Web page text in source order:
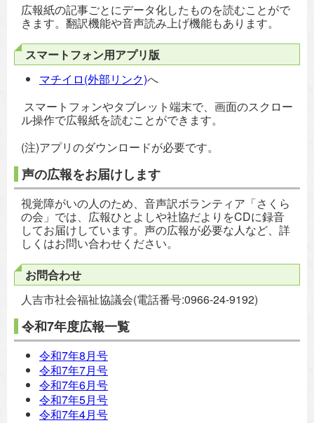
広報紙の記事ごとにデータ化したものを読むことがで
きます。翻訳機能や音声読み上げ機能もあります。
スマートフォン用アプリ版
マチイロ(外部リンク)へ
スマートフォンやタブレット端末で、画面のスクロー
ル操作で広報紙を読むことができます。
(注)アプリのダウンロードが必要です。
声の広報をお届けします
視覚障がいの人のため、音声訳ボランティア「さくら
の会」では、広報ひとよしや社協だよりをCDに録音
してお届けしています。声の広報が必要な人など、詳
しくはお問い合わせください。
お問合わせ
人吉市社会福祉協議会(電話番号:0966-24-9192)
令和7年度広報一覧
令和7年8月号
令和7年7月号
令和7年6月号
令和7年5月号
令和7年4月号